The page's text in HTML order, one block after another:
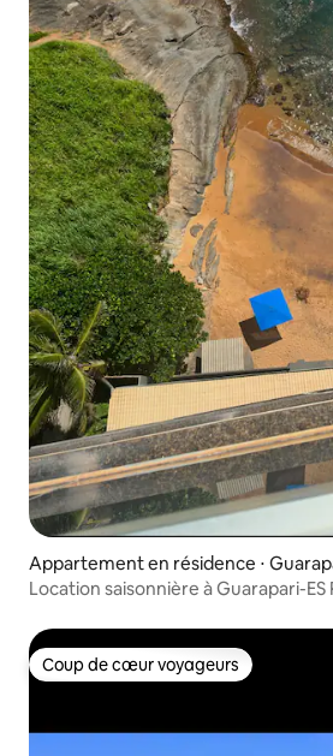
Appartement en résidence ⋅
Location saisonnière à Guarapari-
Coup de cœur voyageurs
Coup de cœur voyageurs